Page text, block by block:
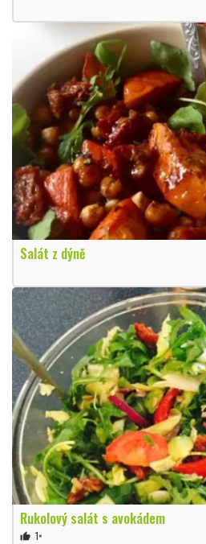
Salát z dýně
Rukolový salát s avokádem
thumb_up 1×